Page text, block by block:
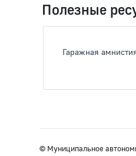
Полезные
Гаражная
© Муниципальное